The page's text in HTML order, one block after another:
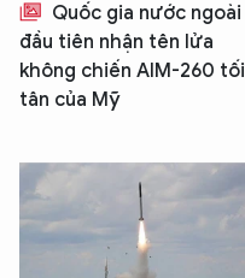
Quốc gia nước ngoài
đầu tiên nhận tên lửa
không chiến AIM-260 tối
tân của Mỹ